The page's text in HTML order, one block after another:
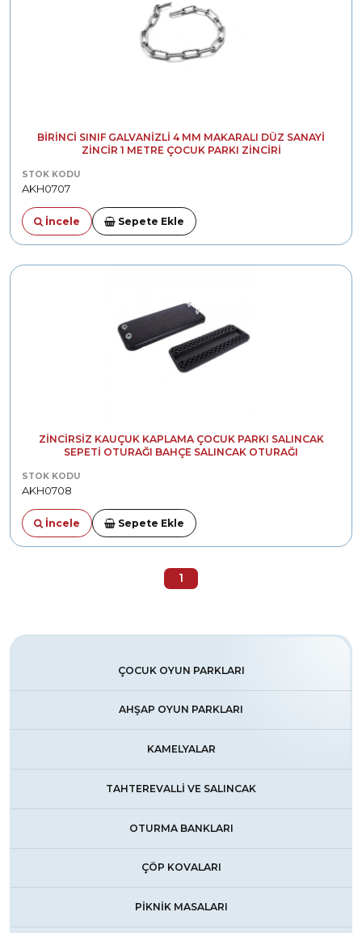
BIRINCI SINIF GALVANIZLI 4 MM MAKARALI DÜZ SANAYI
ZINCIR 1 METRE ÇOCUK PARKI ZINCIRI
STOK KODU
AKH0707
İncele Sepete Ekle
ZINCIRSIZ KAUÇUK KAPLAMA ÇOCUK PARKI SALINCAK
SEPETI OTURAĞI BAHÇE SALINCAK OTURAĞI
STOK KODU
AKH0708
İncele Sepete Ekle
1
ÇOCUK OYUN PARKLARI
AHŞAP OYUN PARKLARI
KAMELYALAR
TAHTEREVALLI VE SALINCAK
OTURMA BANKLARI
ÇÖP KOVALARI
PIKNIK MASALARI